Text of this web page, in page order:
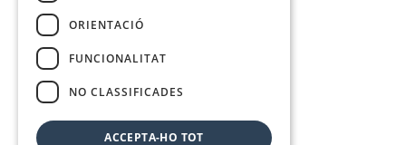
ORIENTACIÓ
FUNCIONALITAT
NO CLASSIFICADES
ACCEPTA-HO TOT